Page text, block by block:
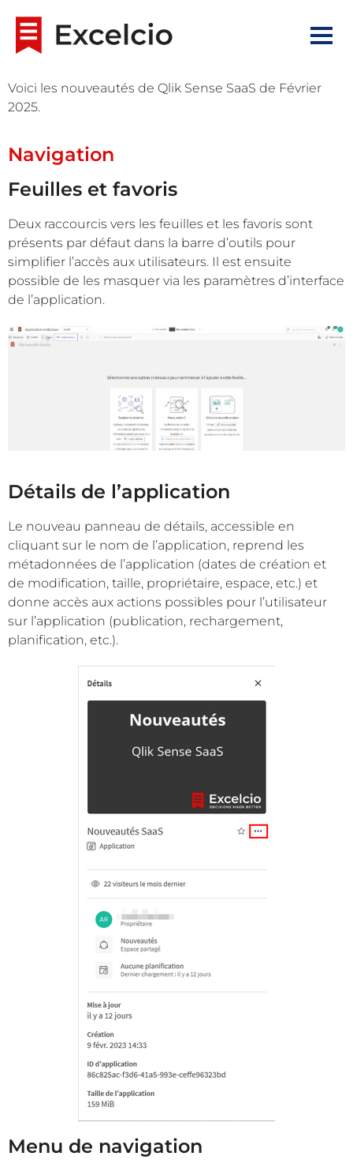
Voici les nouveautés de Qlik Sense SaaS de Février
2025.
Navigation
Feuilles et favoris
Deux raccourcis vers les feuilles et les favoris sont
présents par défaut dans la barre d’outils pour
simplifier l’accès aux utilisateurs. Il est ensuite
possible de les masquer via les paramètres d’interface
de l’application.
Détails de l’application
Le nouveau panneau de détails, accessible en
cliquant sur le nom de l’application, reprend les
métadonnées de l’application (dates de création et
de modification, taille, propriétaire, espace, etc.) et
donne accès aux actions possibles pour l’utilisateur
sur l’application (publication, rechargement,
planification, etc.).
Menu de navigation